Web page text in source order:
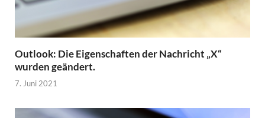
Outlook: Die Eigenschaften der Nachricht „X“
wurden geändert.
7. Juni 2021